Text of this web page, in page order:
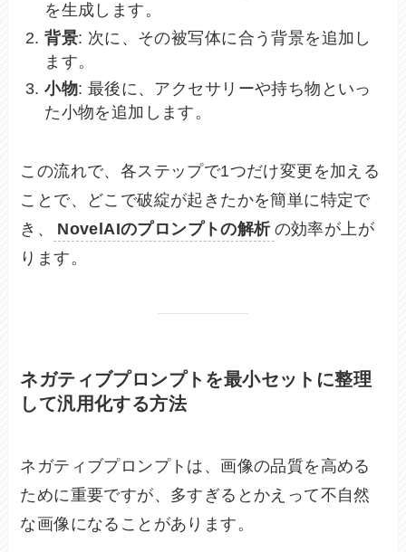
を生成します。
背景: 次に、その被写体に合う背景を追加し
ます。
小物: 最後に、アクセサリーや持ち物といっ
た小物を追加します。
この流れで、各ステップで1つだけ変更を加える
ことで、どこで破綻が起きたかを簡単に特定で
き、
NovelAIのプロンプトの解析 の効率が上が
ります。
ネガティブプロンプトを最小セットに整理
して汎用化する方法
ネガティブプロンプトは、画像の品質を高める
ために重要ですが、多すぎるとかえって不自然
な画像になることがあります。